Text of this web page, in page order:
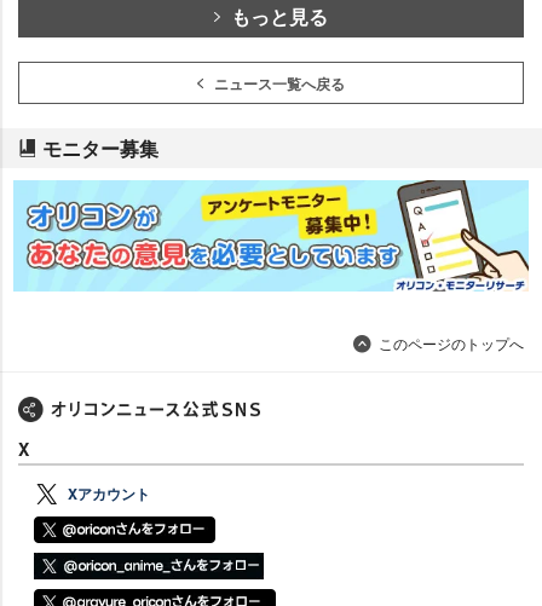
もっと見る
ニュース一覧へ戻る
モニター募集
このページのトップへ
X
Xアカウント